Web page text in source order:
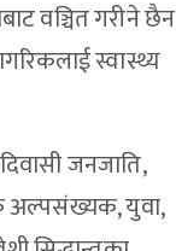
वञ्चित गरीने छैन
स्वास्थ्य
जनजाति,
अल्पसंख्यक, युवा,